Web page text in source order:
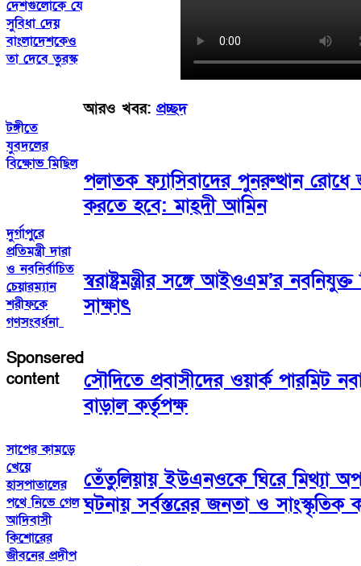
দেশগুলোকে যে
সুবিধা দেয়
বাংলাদেশকেও
তা দেবে তুরস্ক
টঙ্গীতে
যুবদলের
বিক্ষোভ মিছিল
দুর্গাপুরে
প্রতিমন্ত্রী দারা
ও নবনির্বাচিত
চেয়ারম্যান
শরীফকে
গণসংবর্ধনা
Sponsered
content
সাপের কামড়ে
খেয়ে
হাসপাতালের
পথে নিভে গেল
আদিবাসী
কিশোরের
জীবনের প্রদীপ
আরও খবর: প্রচ্ছদ
পলাতক ফ্যাসিবাদের পুনরুত্থান
করতে হবে: মাহ্দী আমিন
স্বরাষ্ট্রমন্ত্রীর সঙ্গে আইওএম’র
সাক্ষাৎ
সৌদিতে প্রবাসীদের ওয়ার্ক পারমিট
বাড়াল কর্তৃপক্ষ
তেঁতুলিয়ায় ইউএনওকে ঘিরে মিথ্যা
ঘটনায় সর্বস্তরের জনতা ও সাংস্কৃতিক